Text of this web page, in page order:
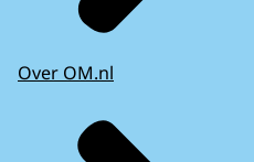
Over OM.nl